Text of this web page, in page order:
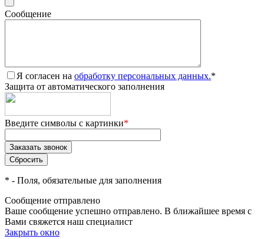
Сообщение
Я согласен на обработку персональных данных.*
Защита от автоматического заполнения
Введите символы с картинки*
* - Поля, обязательные для заполнения
Сообщение отправлено
Ваше сообщение успешно отправлено. В ближайшее время с
Вами свяжется наш специалист
Закрыть окно